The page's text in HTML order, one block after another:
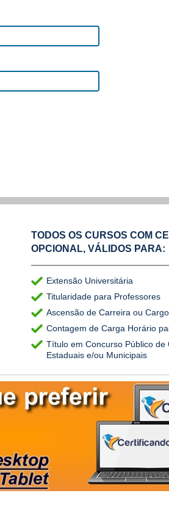
TODOS OS CURSOS COM
OPCIONAL, VÁLIDOS PARA:
Extensão Universitária
Titularidade para Professores
Ascensão de Carreira ou Cargo
Contagem de Carga Horário
Título em Concurso Público de
Estaduais e/ou Municipais